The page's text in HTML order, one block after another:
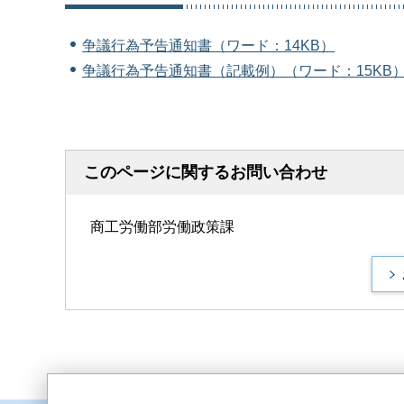
争議行為予告通知書（ワード：14KB）
争議行為予告通知書（記載例）（ワード：15KB
このページに関するお問い合わせ
商工労働部労働政策課